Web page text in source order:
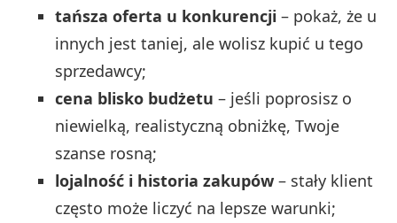
tańsza oferta u konkurencji – pokaż, że u
innych jest taniej, ale wolisz kupić u tego
sprzedawcy;
cena blisko budżetu – jeśli poprosisz o
niewielką, realistyczną obniżkę, Twoje
szanse rosną;
lojalność i historia zakupów – stały klient
często może liczyć na lepsze warunki;